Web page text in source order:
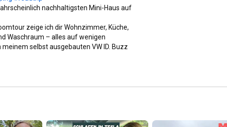
nachhaltigsten Mini-Haus auf
zeige ich dir Wohnzimmer, Küche,
Waschraum – alles auf wenigen
selbst ausgebauten VW ID. Buzz
ultraleicht – so geht moderner